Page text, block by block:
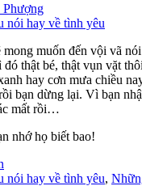
nói hay về tình yêu
mong muốn đến vội vã
thật bé, thật vụn vặt
hay cơn mưa chiều
bạn dừng lại. Vì bạn
mất rồi…
nhớ họ biết bao!
nói hay về tình yêu,